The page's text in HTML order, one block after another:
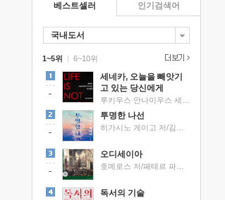
베스트셀러
국내도서
1~5위 |
세네카, 오늘을 빼앗기
고 있는 당신에게
투명한 나선
오디세이아
독서의 기술
6~10위
인기검색어